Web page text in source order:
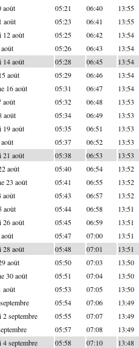
août 05:21 06:40 13:55
août 05:23 06:41 13:55
12 août 05:25 06:42 13:54
05:26 06:43 13:54
14 août 05:28 06:45 13:54
août 05:29 06:46 13:54
16 août 05:31 06:47 13:54
août 05:32 06:48 13:53
août 05:34 06:49 13:53
19 août 05:35 06:51 13:53
05:37 06:52 13:53
21 août 05:38 06:53 13:53
août 05:40 06:54 13:52
23 août 05:41 06:55 13:52
août 05:43 06:57 13:52
août 05:44 06:58 13:51
26 août 05:45 06:59 13:51
05:47 07:00 13:51
28 août 05:48 07:01 13:51
août 05:50 07:03 13:50
30 août 05:51 07:04 13:50
août 05:53 07:05 13:50
05:54 07:06 13:49
septembre 05:55 07:07 13:49
05:57 07:08 13:49
4 septembre 05:58 07:10 13:48